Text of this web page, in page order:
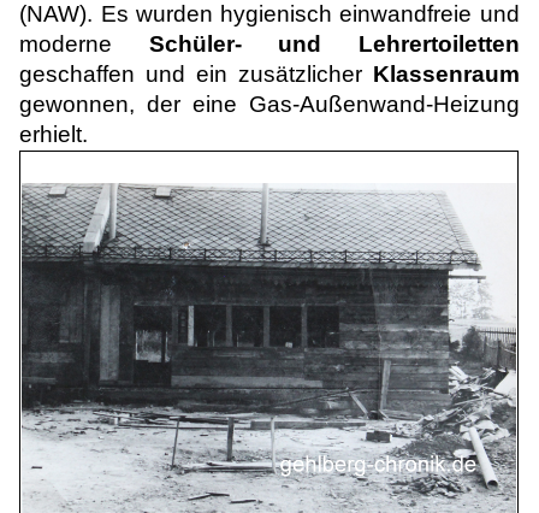
(NAW). Es wurden hygienisch einwandfreie und
moderne Schüler- und Lehrertoiletten
geschaffen und ein zusätzlicher Klassenraum
gewonnen, der eine Gas-Außenwand-Heizung
erhielt.